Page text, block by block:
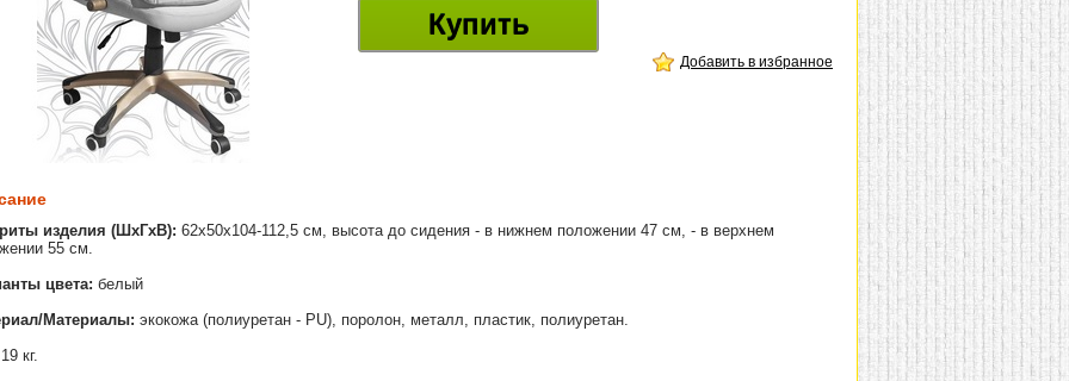
Купить
Добавить в избранное
изделия (ШхГхВ): 62х50х104-112,5 см, высота до сидения - в нижнем положении 47 см, - в верхнем
55 см.
цвета: белый
Материалы: экокожа (полиуретан - PU), поролон, металл, пластик, полиуретан.
19 кг.